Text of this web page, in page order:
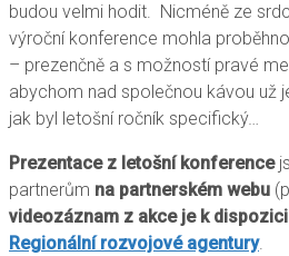
budou velmi hodit. Nicméně ze
výroční konference mohla
– prezenčně a s možností pravé
abychom nad společnou kávou už
jak byl letošní ročník specifický…
Prezentace z letošní konference
partnerům na partnerském webu
videozáznam z akce je k
Regionální rozvojové agentury.